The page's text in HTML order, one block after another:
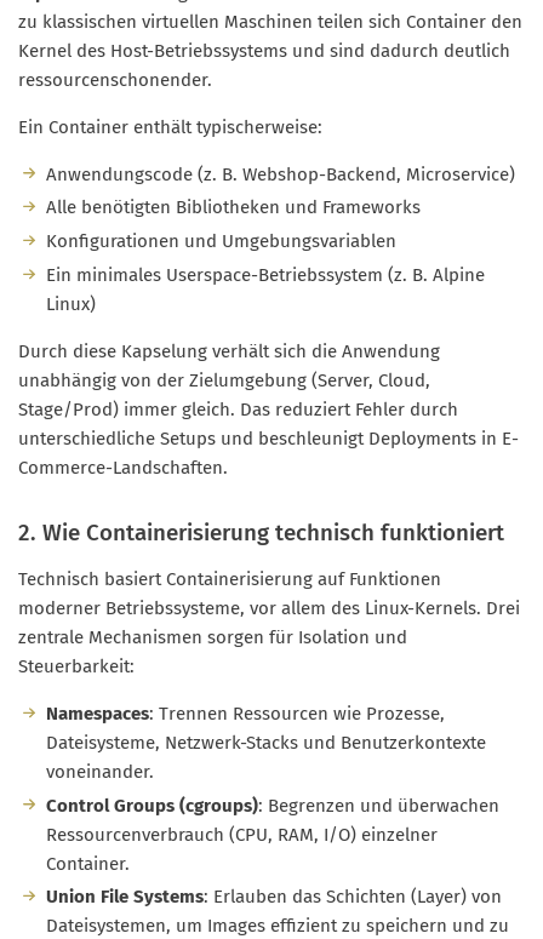
zu klassischen virtuellen Maschinen teilen sich Container den
Kernel des Host-Betriebssystems und sind dadurch deutlich
ressourcenschonender.
Ein Container enthält typischerweise:
Anwendungscode (z. B. Webshop-Backend, Microservice)
Alle benötigten Bibliotheken und Frameworks
Konfigurationen und Umgebungsvariablen
Ein minimales Userspace-Betriebssystem (z. B. Alpine
Linux)
Durch diese Kapselung verhält sich die Anwendung
unabhängig von der Zielumgebung (Server, Cloud,
Stage/Prod) immer gleich. Das reduziert Fehler durch
unterschiedliche Setups und beschleunigt Deployments in E-
Commerce-Landschaften.
2. Wie Containerisierung technisch funktioniert
Technisch basiert Containerisierung auf Funktionen
moderner Betriebssysteme, vor allem des Linux-Kernels. Drei
zentrale Mechanismen sorgen für Isolation und
Steuerbarkeit:
Namespaces: Trennen Ressourcen wie Prozesse,
Dateisysteme, Netzwerk-Stacks und Benutzerkontexte
voneinander.
Control Groups (cgroups): Begrenzen und überwachen
Ressourcenverbrauch (CPU, RAM, I/O) einzelner
Container.
Union File Systems: Erlauben das Schichten (Layer) von
Dateisystemen, um Images effizient zu speichern und zu